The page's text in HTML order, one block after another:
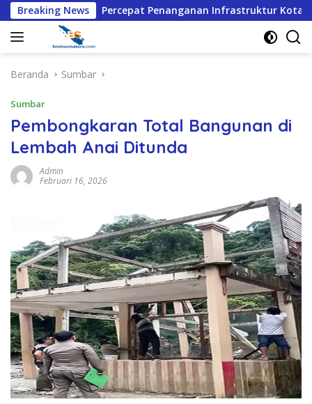
Langsung
ke
konten
Breaking NewsPercepat Penanganan Infrastruktur Kota Medan,
Beranda Sumbar
Sumbar
Pembongkaran Total Bangunan di
Lembah Anai Ditunda
Admin
Februari 16, 2026